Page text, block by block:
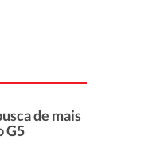
de mais
G5